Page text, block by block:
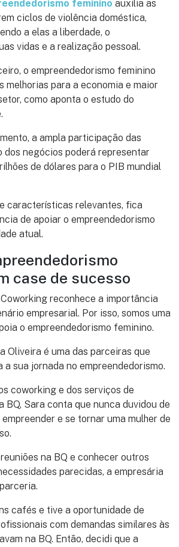
feminino auxilia as
ciclos de violência doméstica,
a elas a liberdade, o
vidas e a realização pessoal.
o empreendedorismo feminino
melhorias para a economia e maior
como aponta o estudo do
a ampla participação das
dos negócios poderá representar
de dólares para o PIB mundial
características relevantes, fica
de apoiar o empreendedorismo
atual.
case de sucesso
reconhece a importância
empresarial. Por isso, somos uma
o empreendedorismo feminino.
Oliveira é uma das parceiras que
a sua jornada no empreendedorismo.
coworking e dos serviços de
BQ, Sara conta que nunca duvidou de
e se tornar uma mulher de
na BQ e conhecer outros
parecidas, a empresária
cafés e tive a oportunidade de
com demandas similares às
na BQ. Então, decidi que a